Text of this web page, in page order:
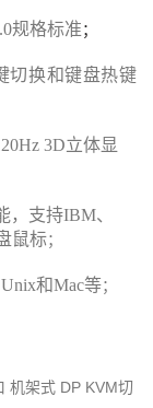
规格标准 ；
切换和键盘热键
3D立体显
，支持IBM、
鼠标；
Unix和Mac等；
机架式 DP KVM切